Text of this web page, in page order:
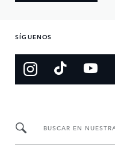
SÍGUENOS
BUSCAR EN